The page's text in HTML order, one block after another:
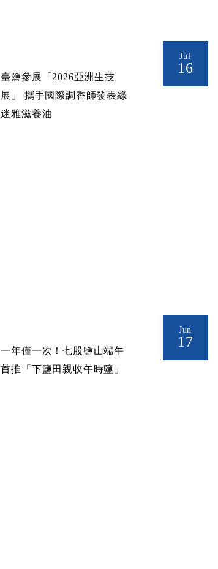
Jul
16
臺鹽參展「2026亞洲生技
展」 攜手國際調香師發表綠
迷雅滋養油
Jun
17
一年僅一次！七股鹽山端午
首推「下鹽田親收午時鹽」